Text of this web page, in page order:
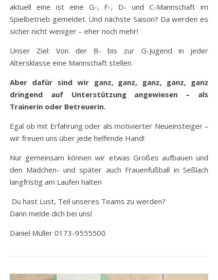
aktuell eine ist eine G-, F-, D- und C-Mannschaft im
Spielbetrieb gemeldet. Und nächste Saison? Da werden es
sicher nicht weniger – eher noch mehr!
Unser Ziel: Von der B- bis zur G-Jugend in jeder
Altersklasse eine Mannschaft stellen.
Aber dafür sind wir ganz, ganz, ganz, ganz, ganz
dringend auf Unterstützung angewiesen – als
Trainerin oder Betreuerin.
Egal ob mit Erfahrung oder als motivierter Neueinsteiger –
wir freuen uns über jede helfende Hand!
Nur gemeinsam können wir etwas Großes aufbauen und
den Mädchen- und später auch Frauenfußball in Seßlach
langfristig am Laufen halten
Du hast Lust, Teil unseres Teams zu werden?
Dann melde dich bei uns!
Daniel Müller 0173-9555500